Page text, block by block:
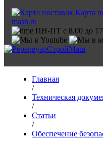
Карта
mash.ru
ПН-ПТ с 8.00 до
Главная
/
Техническая
/
Статьи
/
Обеспечение